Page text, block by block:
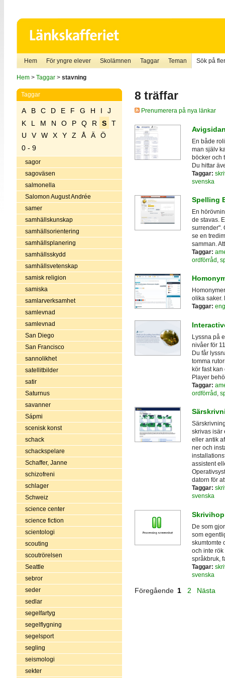
Hem För yngre elever Skolämnen Taggar Teman Sök på
Hem> Taggar> stavning
Taggar
A B C D E F G H I
J
K
L M N O P Q R S
T
U
V W X Y Z Å Ä
Ö
0 - 9
sagor
sagoväsen
salmonella
Salomon August Andrée
samer
samhällskunskap
samhällsorientering
samhällsplanering
samhällsskydd
samhällsvetenskap
samisk religion
samiska
samlarverksamhet
samlevnad
samlevnad
San Diego
San Francisco
sannolikhet
satellitbilder
satir
Saturnus
savanner
Sápmi
scenisk konst
schack
schackspelare
Schaffer, Janne
schizofreni
schlager
Schweiz
science center
science fiction
scientologi
scouting
scoutrörelsen
Seattle
sebror
seder
sedlar
segelfartyg
segelflygning
segelsport
segling
seismologi
sekter
8 träffar
Prenumerera på nya länkar
En både
man själv
böcker och
Du hittar
Taggar:
svenska
Spelling
En
de stavas.
surrender".
se en
samman.
Taggar:
ordförråd ,
olika saker.
Taggar:
Lyssna på
nivåer för
Du får
tomma
kör fast kan
Player
Taggar:
ordförråd,
skrivas isär
eller antik
ner och
assistent
datorn för
Taggar:
svenska
De som
som
skumtomte
och inte
språkbruk,
Taggar:
svenska
Föregående 1 2 Nästa